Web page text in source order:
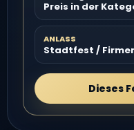
Preis in der
ANLASS
Stadtfest /
Dieses